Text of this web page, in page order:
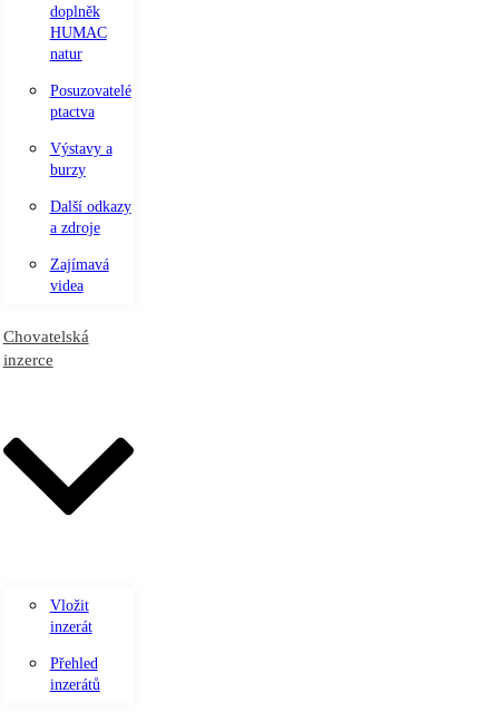
doplněk
HUMAC
natur
Posuzovatelé
ptactva
Výstavy a
burzy
Další odkazy
a zdroje
Zajímavá
videa
Chovatelská
inzerce
Vložit
inzerát
Přehled
inzerátů